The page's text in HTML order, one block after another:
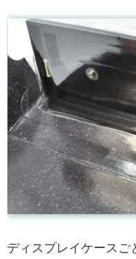
ディスプレイケースご